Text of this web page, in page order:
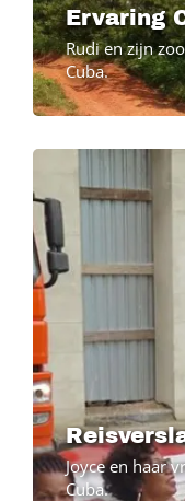
Ervaring
Rudi en zijn
Cuba.
Image
Joyce en haar
Cuba.